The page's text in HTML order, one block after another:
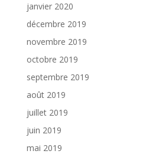
janvier 2020
décembre 2019
novembre 2019
octobre 2019
septembre 2019
août 2019
juillet 2019
juin 2019
mai 2019